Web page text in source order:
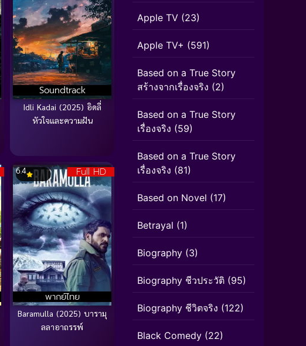
Soundtrack
Idli Kadai (2025) อิดลี่
หัวใจและความฝัน
Full HD
พากย์ไทย
6.4
Baramulla (2025) บารามุ
ลลาอาถรรพ์
Apple TV (23)
Apple TV+ (591)
Based on a True Story
สร้างจากเรื่องจริง (2)
Based on a True Story
เรื่องจริง (59)
Based on a True Story
เรื่องจริง (81)
Based on Novel (17)
Betrayal (1)
Biography (3)
Biography ชีวประวัติ (95)
Biography ชีวิตจริง (122)
Black Comedy (22)